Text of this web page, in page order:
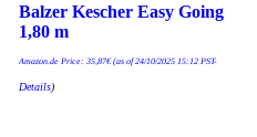
Balzer Kescher Easy Going
1,80 m
Amazon.de Price: 35,87€(as of 24/10/2025 15:12 PST-
Details)